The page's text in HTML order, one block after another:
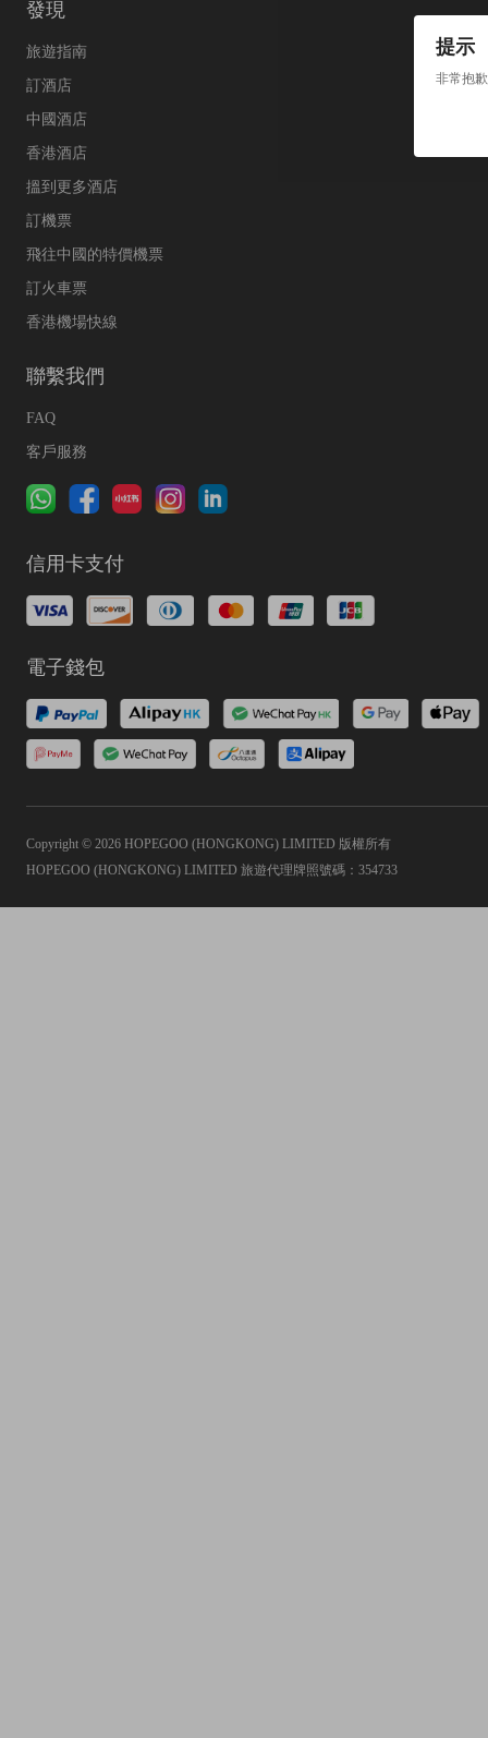
提示
非常抱
發現
旅遊指南
訂酒店
中國酒店
香港酒店
搵到更多酒店
訂機票
飛往中國的特價機票
訂火車票
香港機場快線
聯繫我們
FAQ
客戶服務
信用卡支付
電子錢包
Copyright © 2026 HOPEGOO (HONGKONG) LIMITED 版權所有
HOPEGOO (HONGKONG) LIMITED 旅遊代理牌照號碼：354733